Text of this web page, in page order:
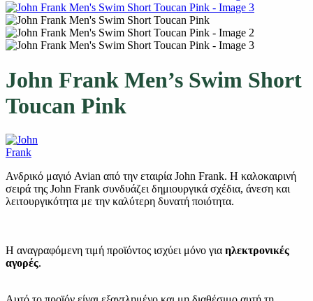
John Frank Men’s Swim Short
Toucan Pink
Ανδρικό μαγιό Avian από την εταιρία John Frank. Η καλοκαιρινή
σειρά της John Frank συνδυάζει δημιουργικά σχέδια, άνεση και
λειτουργικότητα με την καλύτερη δυνατή ποιότητα.
Η αναγραφόμενη τιμή προϊόντος ισχύει μόνο για ηλεκτρονικές
αγορές.